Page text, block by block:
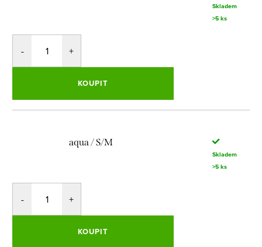
Skladem
>5 ks
KOUPIT
aqua / S/M
Skladem
>5 ks
KOUPIT